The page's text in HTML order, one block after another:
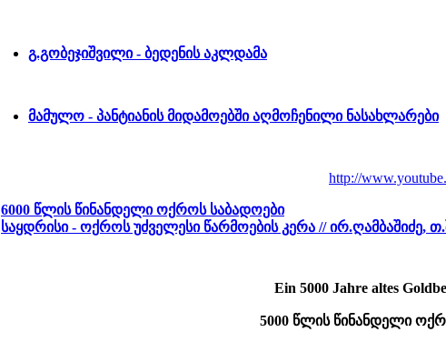
გ.გობეჯიშვილი - ბედენის აკლდამა
მამულო - პანტიანის მიდამოებში აღმოჩენილი ნასახლარები
http://
6000 წლის წინანდელი ოქროს საბადოები
საყდრისი - ოქროს უძველესი წარმოების კერა // ირ.ღამბაშიძე,
Ein 5000 Jahre altes
5000 წლის წინანდელი